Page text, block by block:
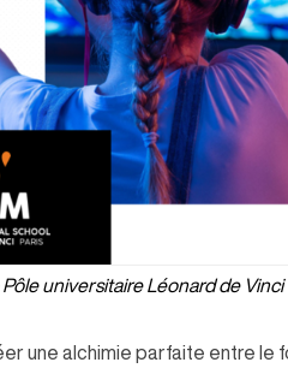
universitaire Léonard de Vinci
une alchimie parfaite entre le